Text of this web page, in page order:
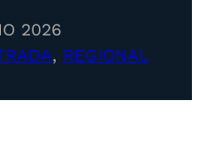
2026
, REGIONAL